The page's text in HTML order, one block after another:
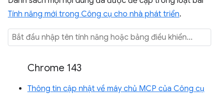
Tính năng mới trong Công cụ cho nhà phát triển.
Chrome 143
Thông tin cập nhật về máy chủ MCP của Công cụ